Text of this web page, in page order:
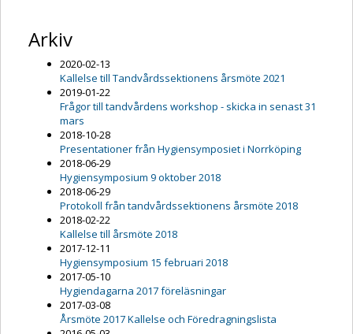
Arkiv
2020-02-13
Kallelse till Tandvårdssektionens årsmöte 2021
2019-01-22
Frågor till tandvårdens workshop - skicka in senast 31
mars
2018-10-28
Presentationer från Hygiensymposiet i Norrköping
2018-06-29
Hygiensymposium 9 oktober 2018
2018-06-29
Protokoll från tandvårdssektionens årsmöte 2018
2018-02-22
Kallelse till årsmöte 2018
2017-12-11
Hygiensymposium 15 februari 2018
2017-05-10
Hygiendagarna 2017 föreläsningar
2017-03-08
Årsmöte 2017 Kallelse och Föredragningslista